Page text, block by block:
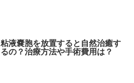
粘液嚢胞を放置すると自然治癒す
るの？治療方法や手術費用は？